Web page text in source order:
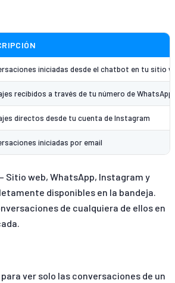
iniciadas desde el chatbot en tu sitio
recibidos a través de tu número de
directos desde tu cuenta de Instagram
iniciadas por email
Sitio web, WhatsApp, Instagram y
disponibles en la bandeja.
de cualquiera de ellos en
para ver solo las conversaciones de un